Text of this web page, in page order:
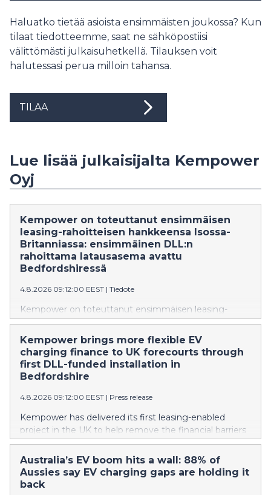
Haluatko tietää asioista ensimmäisten joukossa? Kun
tilaat tiedotteemme, saat ne sähköpostiisi
välittömästi julkaisuhetkellä. Tilauksen voit
halutessasi perua milloin tahansa.
TILAA
Lue lisää julkaisijalta Kempower
Oyj
Kempower on toteuttanut ensimmäisen
leasing-rahoitteisen hankkeensa Isossa-
Britanniassa: ensimmäinen DLL:n
rahoittama latausasema avattu
Bedfordshiressä
4.8.2026 09:12:00 EEST | Tiedote
Kempower on toteuttanut ensimmäisen leasing-
rahoitteisen hankkeensa Isossa-Britanniassa
auttaakseen poistamaan uusien sähköautojen
latausinfrastruktuuriin investoimiseen liittyviä
taloudellisia esteitä Highway Stops Retail Limited
(HSRL) on ottanut käyttöön hajautetun sähköautojen
Uuden sähköautojen latausaseman rahoittaa
Kempowerin rahoituskumppani DLL osana joustavaa
rahoitusmalliaan, ja sen asennuksesta, käyttöönotosta
ja ylläpidosta vastaa Yunex Traffic
Kempower brings more flexible EV
charging finance to UK forecourts through
first DLL-funded installation in
Bedfordshire
4.8.2026 09:12:00 EEST | Press release
Kempower has delivered its first leasing-enabled
project in the UK to help remove the financial barriers
associated with investing in new EV charging
infrastructure Highway Stops Retail Limited (HSRL)
has commissioned the distributed EV charging
system, serving up to eight vehicles, at its BP service
Australia’s EV boom hits a wall: 88% of
Aussies say EV charging gaps are holding it
back